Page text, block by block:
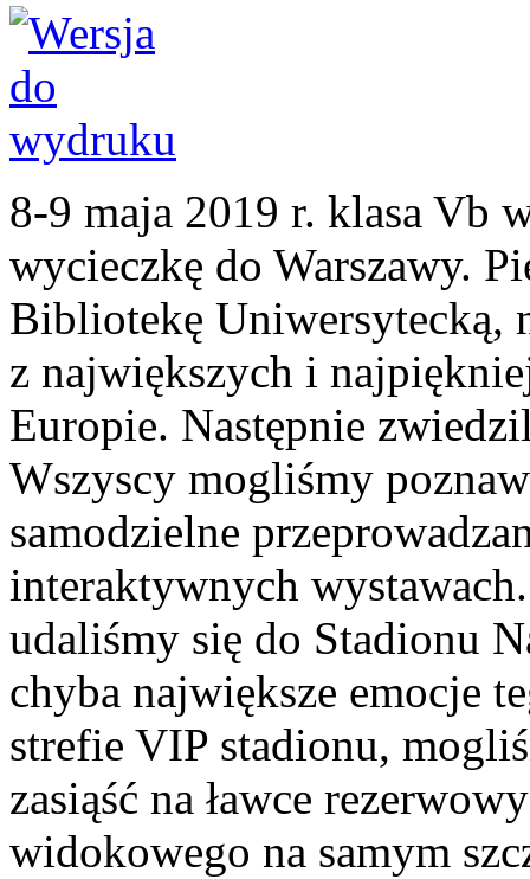
8-9 maja 2019 r. klasa Vb
wycieczkę do Warszawy.
Bibliotekę Uniwersytecką,
z największych i
Europie. Następnie
Wszyscy mogliśmy
samodzielne
interaktywnych
udaliśmy się do Stadionu
chyba największe emocje
strefie VIP stadionu,
zasiąść na ławce
widokowego na samym